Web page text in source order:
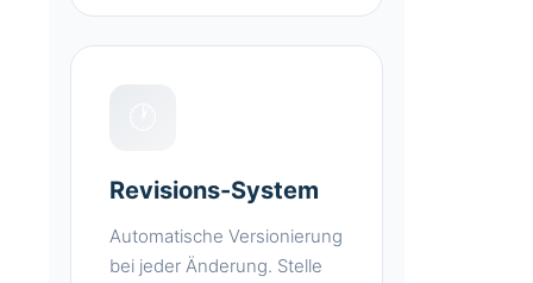
Revisions-System
Automatische Versionierung
bei jeder Änderung. Stelle